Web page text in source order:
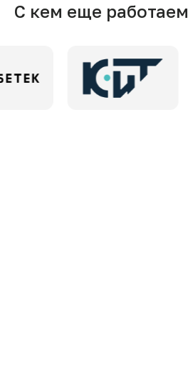
С кем еще работаем